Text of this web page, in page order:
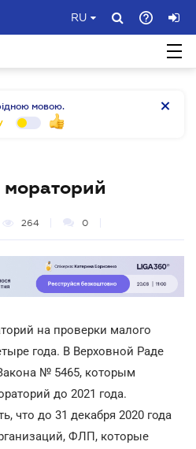
RU
мовою.
мораторий
264 0
на проверки малого
года. В Верховной Раде
№ 5465, которым
до 2021 года.
что до 31 декабря 2020 года
ФЛП, которые